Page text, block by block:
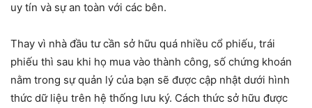
uy tín và sự an toàn với các bên.
Thay vì nhà đầu tư cần sở hữu quá nhiều cổ phiếu, trái
phiếu thì sau khi họ mua vào thành công, số chứng khoán
nằm trong sự quản lý của bạn sẽ được cập nhật dưới hình
thức dữ liệu trên hệ thống lưu ký. Cách thức sở hữu được